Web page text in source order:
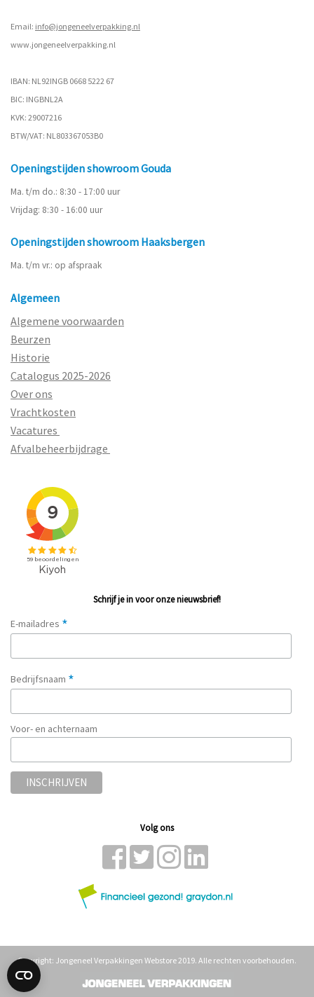
Email: info@jongeneelverpakking.nl
www.jongeneelverpakking.nl
IBAN: NL92INGB 0668 5222 67
BIC: INGBNL2A
KVK: 29007216
BTW/VAT: NL803367053B0
Openingstijden showroom Gouda
Ma. t/m do.: 8:30 - 17:00 uur
Vrijdag: 8:30 - 16:00 uur
Openingstijden showroom Haaksbergen
Ma. t/m vr.: op afspraak
Algemeen
Algemene voorwaarden
Beurzen
Historie
Catalogus 2025-2026
Over ons
Vrachtkosten
Vacatures
Afvalbeheerbijdrage
Schrijf je in voor onze nieuwsbrief!
E-mailadres *
Bedrijfsnaam *
Voor- en achternaam
Volg ons
Copyright: Jongeneel Verpakkingen Webstore 2019. Alle rechten voorbehouden.